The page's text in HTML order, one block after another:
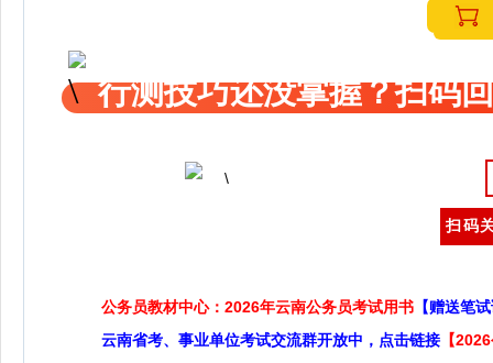
行测技巧还没掌握？扫码
扫码
公务员教材中心：2026年云南公务员考试用书 【赠送笔
云南省考、事业单位考试交流群开放中，点击链接 【